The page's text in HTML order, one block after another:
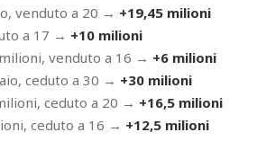
venduto a 20 → +19,45 milioni
a 17 → +10 milioni
venduto a 16 → +6 milioni
ceduto a 30 → +30 milioni
ceduto a 20 → +16,5 milioni
ceduto a 16 → +12,5 milioni